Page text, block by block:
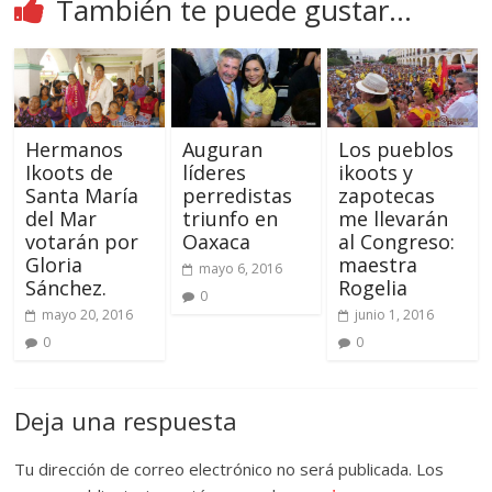
También te puede gustar...
Hermanos
Ikoots de
Santa María
del Mar
votarán por
Gloria
Sánchez.
mayo 20, 2016
0
Auguran
líderes
perredistas
triunfo en
Oaxaca
mayo 6, 2016
0
Los pueblos
ikoots y
zapotecas
me llevarán
al Congreso:
maestra
Rogelia
junio 1, 2016
0
Deja una respuesta
Tu dirección de correo electrónico no será publicada. Los